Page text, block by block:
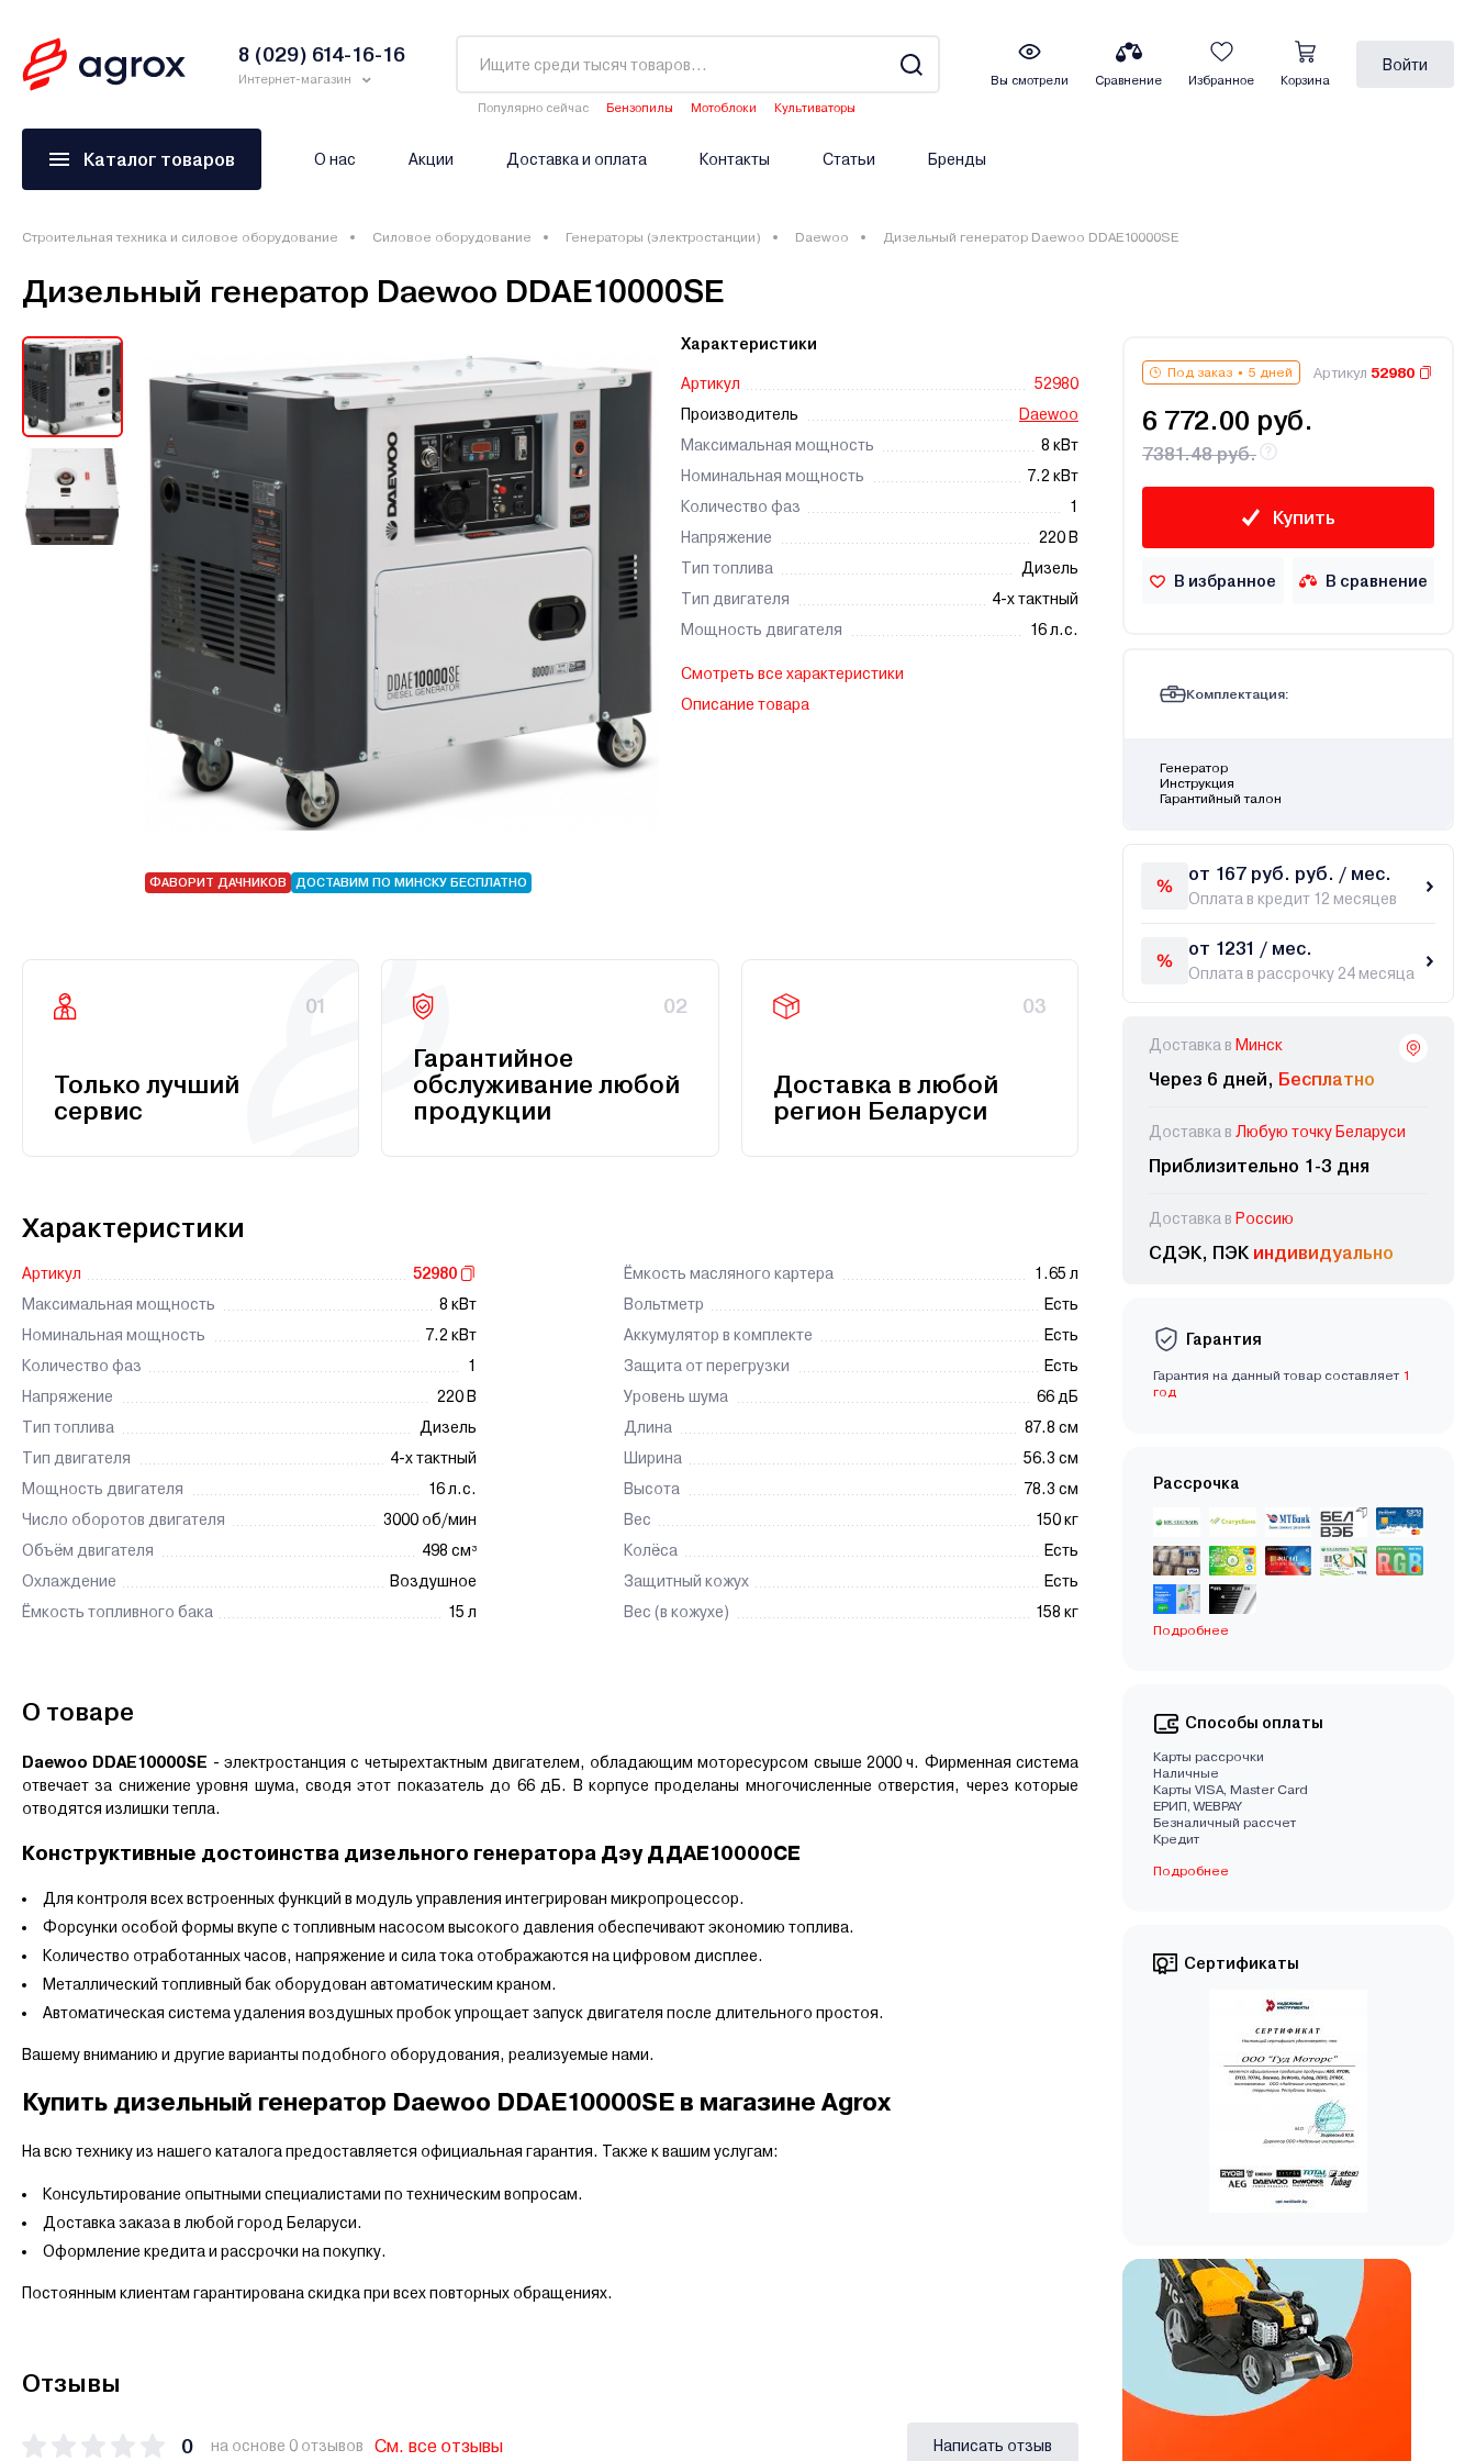
8 (029) 614-16-16
Интернет-магазин
Популярно сейчас Бензопилы Мотоблоки
Культиваторы
Вы смотрели Сравнение Избранное Корзина
Войти
Каталог товаров О нас Акции Доставка и оплата Контакты Статьи Бренды
Строительная техника и силовое оборудование Силовое оборудование Генераторы (электростанции) Daewoo Дизельный генератор Daewoo DDAE10000SE
Дизельный генератор Daewoo DDAE10000SE
ФАВОРИТ ДАЧНИКОВ ДОСТАВИМ ПО МИНСКУ БЕСПЛАТНО
Характеристики
Артикул
52980
Производитель
Daewoo
Максимальная мощность
8 кВт
Номинальная мощность
7.2 кВт
Количество фаз
1
Напряжение
220 В
Тип топлива
Дизель
Тип двигателя
4-х тактный
Мощность двигателя
16 л.с.
Смотреть все характеристики
Описание товара
01
Только лучший
сервис
02
Гарантийное
обслуживание любой
продукции
03
Доставка в любой
регион Беларуси
Характеристики
Артикул
52980
Максимальная мощность
8 кВт
Номинальная мощность
7.2 кВт
Количество фаз
1
Напряжение
220 В
Тип топлива
Дизель
Тип двигателя
4-х тактный
Мощность двигателя
16 л.с.
Число оборотов двигателя
3000 об/мин
Объём двигателя
498 см³
Охлаждение
Воздушное
Ёмкость топливного бака
15 л
Ёмкость масляного картера
1.65 л
Вольтметр
Есть
Аккумулятор в комплекте
Есть
Защита от перегрузки
Есть
Уровень шума
66 дБ
Длина
87.8 см
Ширина
56.3 см
Высота
78.3 см
Вес
150 кг
Колёса
Есть
Защитный кожух
Есть
Вес (в кожухе)
158 кг
О товаре
Daewoo DDAE10000SE - электростанция с четырехтактным двигателем, обладающим моторесурсом свыше 2000 ч. Фирменная система
отвечает за снижение уровня шума, сводя этот показатель до 66 дБ. В корпусе проделаны многочисленные отверстия, через которые
отводятся излишки тепла.
Конструктивные достоинства дизельного генератора Дэу ДДAE10000СE
Для контроля всех встроенных функций в модуль управления интегрирован микропроцессор.
Форсунки особой формы вкупе с топливным насосом высокого давления обеспечивают экономию топлива.
Количество отработанных часов, напряжение и сила тока отображаются на цифровом дисплее.
Металлический топливный бак оборудован автоматическим краном.
Автоматическая система удаления воздушных пробок упрощает запуск двигателя после длительного простоя.
Вашему вниманию и другие варианты подобного оборудования, реализуемые нами.
Купить дизельный генератор Daewoo DDAE10000SE в магазине Agrox
На всю технику из нашего каталога предоставляется официальная гарантия. Также к вашим услугам:
Консультирование опытными специалистами по техническим вопросам.
Доставка заказа в любой город Беларуси.
Оформление кредита и рассрочки на покупку.
Постоянным клиентам гарантирована скидка при всех повторных обращениях.
Отзывы
0 на основе 0 отзывов См. все отзывы Написать отзыв
Под заказ 5 дней Артикул 52980
6 772.00 руб.
7381.48 руб.
Купить
В избранное В сравнение
Комплектация:
Генератор
Инструкция
Гарантийный талон
от 167 руб. руб. / мес.
Оплата в кредит 12 месяцев
от 1231 / мес.
Оплата в рассрочку 24 месяца
Доставка в Минск
Через 6 дней, Бесплатно
Доставка в Любую точку Беларуси
Приблизительно 1-3 дня
Доставка в Россию
СДЭК, ПЭК индивидуально
Гарантия
Гарантия на данный товар составляет 1
год
Рассрочка
Подробнее
Способы оплаты
Карты рассрочки
Наличные
Карты VISA, Master Card
EРИП, WEBPAY
Безналичный рассчет
Кредит
Подробнее
Сертификаты